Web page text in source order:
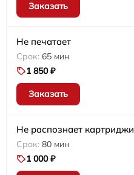
Заказать
Не печатает
65 мин
1 850 ₽
Заказать
Не распознает картриджи
80 мин
1 000 ₽